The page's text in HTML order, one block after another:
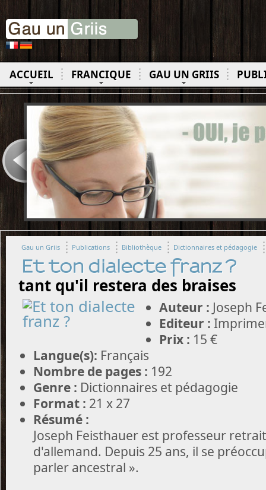
ACCUEIL FRANCIQUE GAU UN GRIIS
Gau un Griis Publications Bibliothèque Dictionnaires et pédagogie
Et ton dialecte franz ?
tant qu'il restera des braises
Auteur : Joseph
Editeur :
Prix : 15 €
Langue(s): Français
Nombre de pages : 192
Genre : Dictionnaires et pédagogie
Format : 21 x 27
Résumé :
Joseph Feisthauer est professeur
d'allemand. Depuis 25 ans, il se
parler ancestral ».